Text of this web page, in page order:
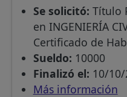
Se solicitó: Título
en INGENIERÍA
Certificado de
Sueldo: 10000
Finalizó el: 10/
Más información